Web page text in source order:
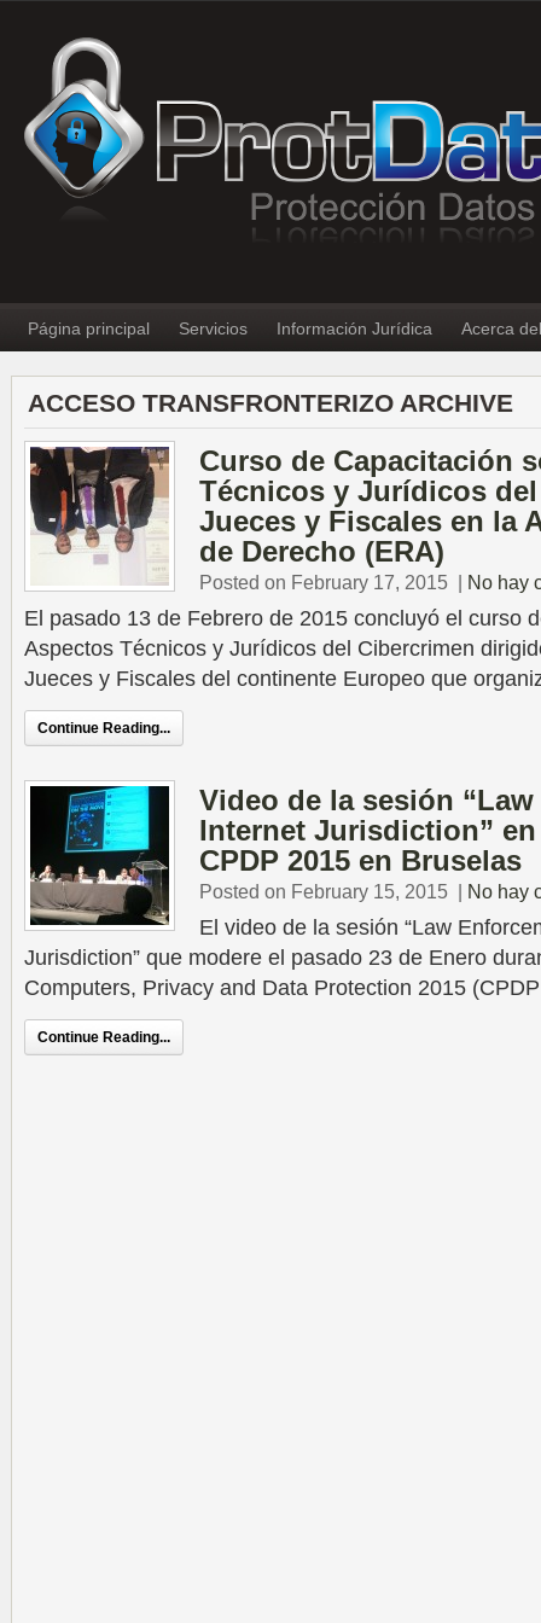
Página principal Servicios Información Jurídica Acerca
ACCESO TRANSFRONTERIZO ARCHIVE
Curso de Capacitación
Técnicos y Jurídicos
Jueces y Fiscales en la
de Derecho (ERA)
Posted on February 17, 2015 | No hay
El pasado 13 de Febrero de 2015 concluyó el curso
Aspectos Técnicos y Jurídicos del Cibercrimen
Jueces y Fiscales del continente Europeo que
Continue Reading...
Video de la sesión
Internet Jurisdiction”
CPDP 2015 en Bruselas
Posted on February 15, 2015 | No hay
El video de la sesión “Law
Jurisdiction” que modere el pasado 23 de Enero
Computers, Privacy and Data Protection 2015
Continue Reading...